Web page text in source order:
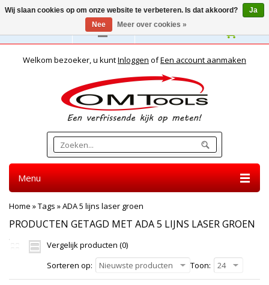
Nederlands
Welkom bezoeker, u kuntInloggen ofEen account aanmaken
Menu
Home »Tags »ADA 5 lijns laser groen
PRODUCTEN GETAGD MET ADA 5 LIJNS LASER GROEN
Vergelijk producten (0)
Sorteren op:
Nieuwste producten Toon: 24
Wij slaan cookies op om onze website te verbeteren. Is dat akkoord?
Ja
Nee
Meer over cookies »